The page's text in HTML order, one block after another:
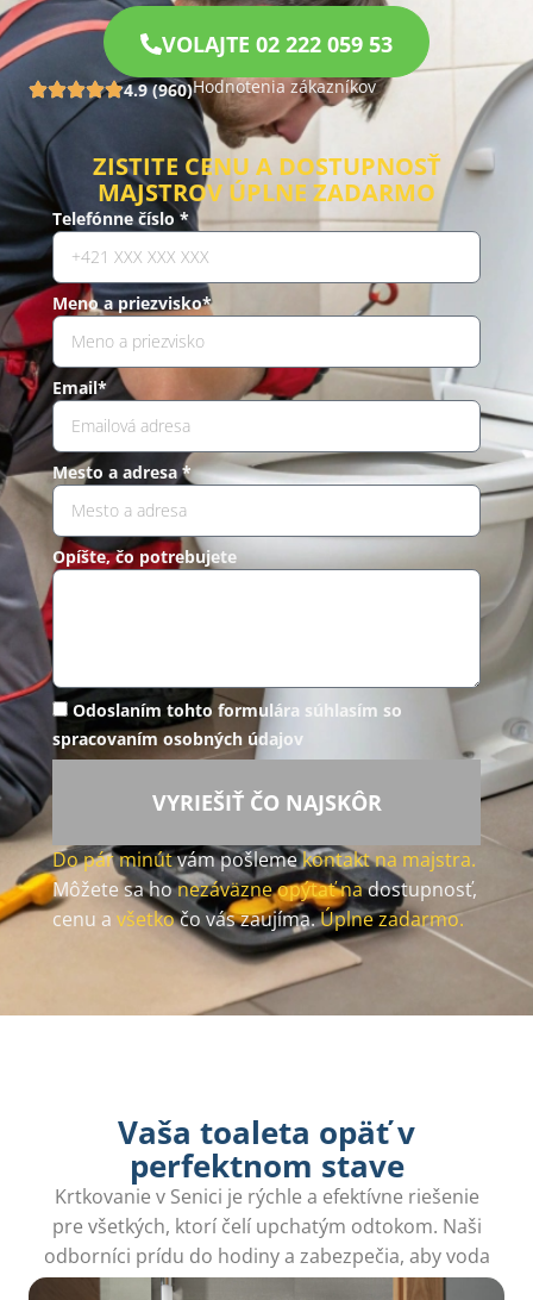
VOLAJTE 02 222 059 53
4.9 (960)Hodnotenia zákazníkov
ZISTITE CENU A DOSTUPNOSŤ
MAJSTROV ÚPLNE ZADARMO
Telefónne číslo *
Meno a priezvisko*
Email*
Mesto a adresa *
Opíšte, čo potrebujete
Odoslaním tohto formulára súhlasím so
spracovaním osobných údajov
VYRIEŠIŤ ČO NAJSKÔR
Do pár minútvám pošlemekontakt na majstra.
Môžete sa honezáväzne opýtať nadostupnosť,
cenu a všetkočo vás zaujíma.Úplne zadarmo.
Vaša toaleta opäť v
perfektnom stave
Krtkovanie v Senici je rýchle a efektívne riešenie
pre všetkých, ktorí čelí upchatým odtokom. Naši
odborníci prídu do hodiny a zabezpečia, aby voda
opäť bez problémov odtekala.